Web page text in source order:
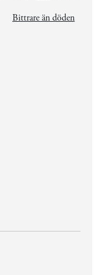
Bittrare än döden